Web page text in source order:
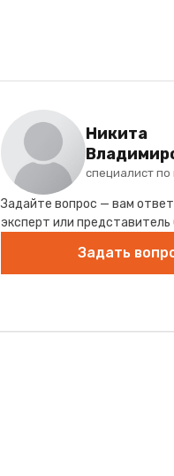
Никита
специалист
Задайте вопрос — вам
эксперт или представитель
Задать